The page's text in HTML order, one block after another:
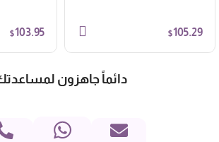
$105.29
$103.95
دائماً جاهزون لمساعدتك